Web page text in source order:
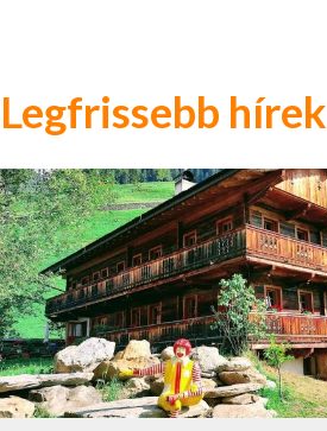
Legfrissebb hírek